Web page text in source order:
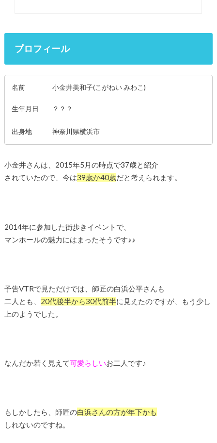
プロフィール
名前 小金井美和子(こがねい みわこ)
生年月日 ？？？
出身地 神奈川県横浜市
小金井さんは、2015年5月の時点で37歳と紹介
されていたので、今は39歳か40歳だと考えられます。
2014年に参加した街歩きイベントで、
マンホールの魅力にはまったそうです♪♪
予告VTRで見ただけでは、師匠の白浜公平さんも
二人とも、 20代後半から30代前半に見えたのですが、もう少し
上のようでした。
なんだか若く見えて可愛らしいお二人です♪
もしかしたら、師匠の白浜さんの方が年下かも
しれないのですね。